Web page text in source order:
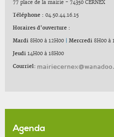
77 place de la mairie - 74350 CERNEX
Téléphone : 04.50.44.16.15
Horaires d'ouverture :
Mardi 8H00 à 12H00 Mercredi 8H00 à
Jeudi 14H00 à 18H00
Courriel:
Agenda